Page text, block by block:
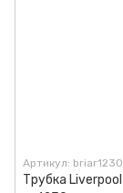
Артикул: briar1230
Трубка